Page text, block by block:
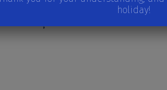
APARIȚII RECENTE
holiday!